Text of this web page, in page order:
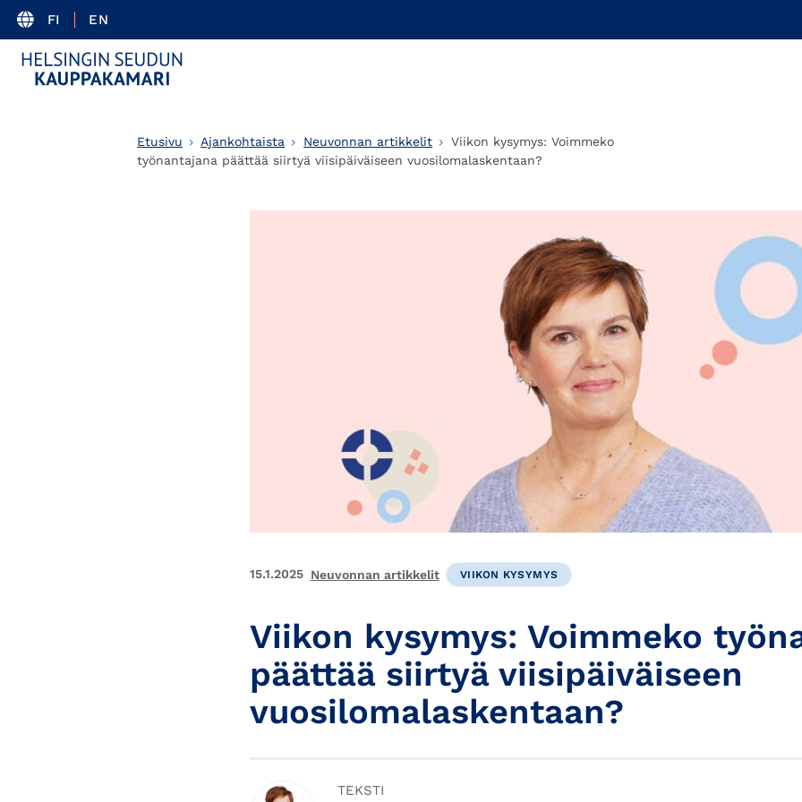
FI EN
Etusivu Ajankohtaista Neuvonnan artikkelit
Viikon kysymys: Voimmeko
työnantajana päättää siirtyä viisipäiväiseen vuosilomalaskentaan?
15.1.2025 Neuvonnan artikkelit VIIKON KYSYMYS
Viikon kysymys: Voimmeko
päättää siirtyä viisipäiväiseen
vuosilomalaskentaan?
TEKSTI